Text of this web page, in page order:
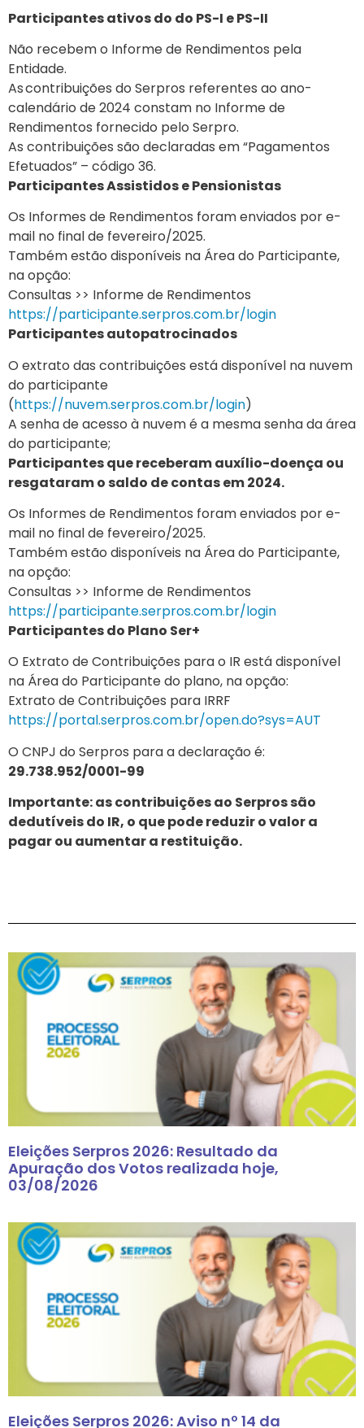
Participantes ativos do do PS-I e PS-II
Não recebem o Informe de Rendimentos pela
Entidade.
As contribuições do Serpros referentes ao ano-
calendário de 2024 constam no Informe de
Rendimentos fornecido pelo Serpro.
As contribuições são declaradas em “Pagamentos
Efetuados” – código 36.
Participantes Assistidos e Pensionistas
Os Informes de Rendimentos foram enviados por e-
mail no final de fevereiro/2025.
Também estão disponíveis na Área do Participante,
na opção:
Consultas >> Informe de Rendimentos
https://participante.serpros.com.br/login
Participantes autopatrocinados
O extrato das contribuições está disponível na nuvem
do participante
(https://nuvem.serpros.com.br/login)
A senha de acesso à nuvem é a mesma senha da área
do participante;
Participantes que receberam auxílio-doença ou
resgataram o saldo de contas em 2024.
Os Informes de Rendimentos foram enviados por e-
mail no final de fevereiro/2025.
Também estão disponíveis na Área do Participante,
na opção:
Consultas >> Informe de Rendimentos
https://participante.serpros.com.br/login
Participantes do Plano Ser+
O Extrato de Contribuições para o IR está disponível
na Área do Participante do plano, na opção:
Extrato de Contribuições para IRRF
https://portal.serpros.com.br/open.do?sys=AUT
O CNPJ do Serpros para a declaração é:
29.738.952/0001-99
Importante: as contribuições ao Serpros são
dedutíveis do IR, o que pode reduzir o valor a
pagar ou aumentar a restituição.
Eleições Serpros 2026: Resultado da
Apuração dos Votos realizada hoje,
03/08/2026
Eleições Serpros 2026: Aviso nº 14 da